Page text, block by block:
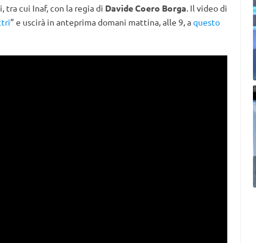
cui Inaf, con la regia di Davide Coero Borga. Il video di
” e uscirà in anteprima domani mattina, alle 9, aquesto